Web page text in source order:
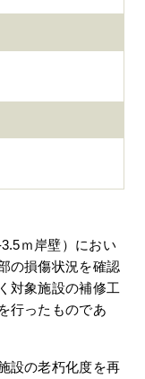
ｍ岸壁）におい
の損傷状況を確認
対象施設の補修工
行ったものであ
設の老朽化度を再